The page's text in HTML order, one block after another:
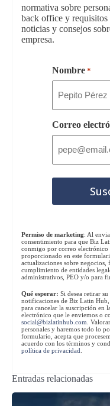
normativa sobre
back office y requisitos
noticias y consejos
empresa.
Nombre *
Correo
Permiso de marketing: Al
consentimiento para que Biz
conmigo por correo
proporcionado en este
actualizaciones sobre negocios,
cumplimiento de entidades
administrativos, PEO y/o para
Qué esperar: Si desea retirar
notificaciones de Biz Latin
para cancelar la suscripción en
electrónico que le enviemos o
social@bizlatinhub.com .
personales y haremos todo lo
formulario, acepta que
acuerdo con los términos y
política de privacidad
Entradas relacionadas